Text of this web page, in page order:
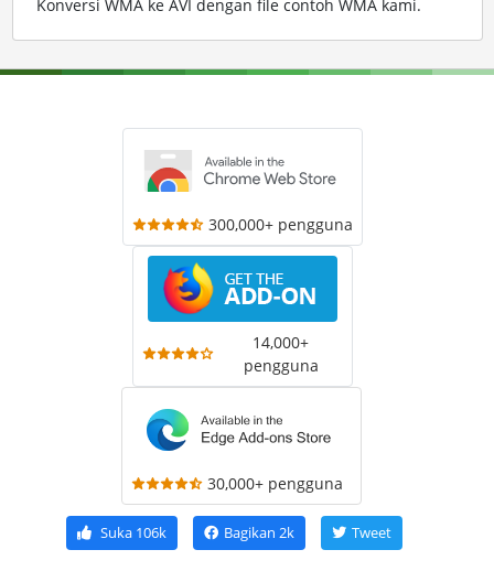
Konversi WMA ke AVI dengan file contoh WMA kami.
300,000+ pengguna
14,000+
pengguna
30,000+ pengguna
Suka106k Bagikan 2k Tweet